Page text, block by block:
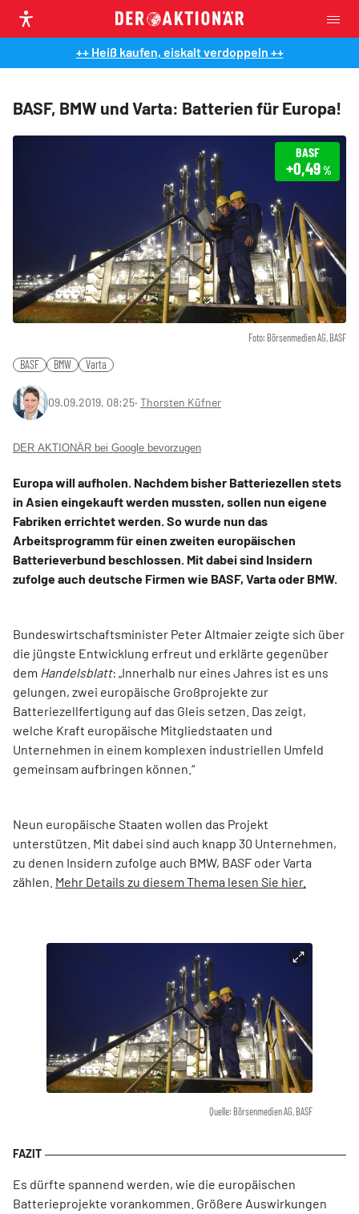
++ Heiß kaufen, eiskalt verdoppeln ++
BASF, BMW und Varta: Batterien für Europa!
Foto: Börsenmedien AG, BASF
BASF
+0,49%
BASF BMW Varta
09.09.2019, 08:25‧ Thorsten Küfner
DER AKTIONÄR bei Google bevorzugen
Europa will aufholen. Nachdem bisher Batteriezellen stets
in Asien eingekauft werden mussten, sollen nun eigene
Fabriken errichtet werden. So wurde nun das
Arbeitsprogramm für einen zweiten europäischen
Batterieverbund beschlossen. Mit dabei sind Insidern
zufolge auch deutsche Firmen wie BASF, Varta oder BMW.
Bundeswirtschaftsminister Peter Altmaier zeigte sich über
die jüngste Entwicklung erfreut und erklärte gegenüber
dem Handelsblatt: „Innerhalb nur eines Jahres ist es uns
gelungen, zwei europäische Großprojekte zur
Batteriezellfertigung auf das Gleis setzen. Das zeigt,
welche Kraft europäische Mitgliedstaaten und
Unternehmen in einem komplexen industriellen Umfeld
gemeinsam aufbringen können.“
Neun europäische Staaten wollen das Projekt
unterstützen. Mit dabei sind auch knapp 30 Unternehmen,
zu denen Insidern zufolge auch BMW, BASF oder Varta
zählen. Mehr Details zu diesem Thema lesen Sie hier.
Quelle: Börsenmedien AG, BASF
Es dürfte spannend werden, wie die europäischen
Batterieprojekte vorankommen. Größere Auswirkungen